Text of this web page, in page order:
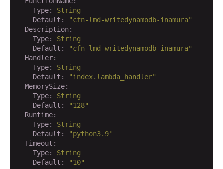
    Type:
String
    Default:
"cfn-lmd-writedynamodb-inamura"
  Description:
    Type:
String
    Default:
"cfn-lmd-writedynamodb-inamura"
  Handler:
    Type:
String
    Default:
"index.lambda_handler"
  MemorySize:
    Type:
String
    Default:
"128"
  Runtime:
    Type:
String
    Default:
"python3.9"
  Timeout:
    Type:
String
    Default:
"10"